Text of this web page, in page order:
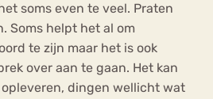
soms even te veel. Praten
Soms helpt het al om
te zijn maar het is ook
over aan te gaan. Het kan
dingen wellicht wat